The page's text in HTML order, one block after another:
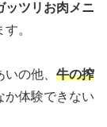
ッツリお肉メニ
。
の他、 牛の搾
か体験できない